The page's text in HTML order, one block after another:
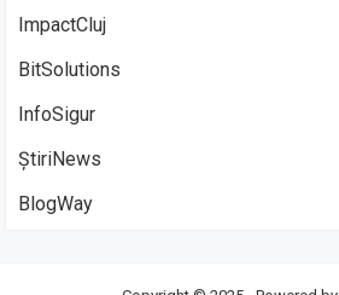
ImpactCluj
BitSolutions
InfoSigur
ȘtiriNews
BlogWay